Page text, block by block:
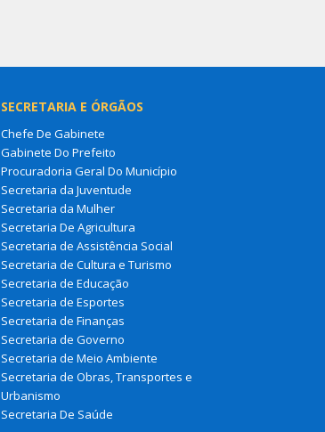
SECRETARIA E ÓRGÃOS
Chefe De Gabinete
Gabinete Do Prefeito
Procuradoria Geral Do Município
Secretaria da Juventude
Secretaria da Mulher
Secretaria De Agricultura
Secretaria de Assistência Social
Secretaria de Cultura e Turismo
Secretaria de Educação
Secretaria de Esportes
Secretaria de Finanças
Secretaria de Governo
Secretaria de Meio Ambiente
Secretaria de Obras, Transportes e
Urbanismo
Secretaria De Saúde